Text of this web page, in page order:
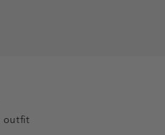
outfit